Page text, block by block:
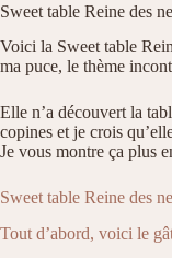
Sweet table Reine des
Voici la Sweet table
ma puce, le thème
Elle n’a découvert la
copines et je crois
Je vous montre ça plus
Sweet table Reine des
Tout d’abord, voici le